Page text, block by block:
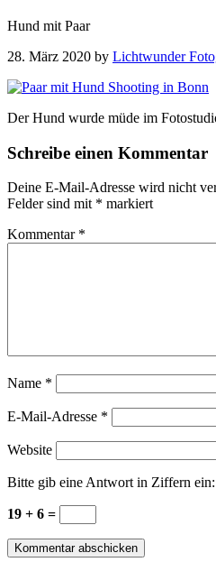
Hund mit Paar
28. März 2020 by Lichtwunder
Der Hund wurde müde im
Leser-
Schreibe einen Kommentar
Deine E-Mail-Adresse wird nicht
Felder sind mit * markiert
Kommentar *
Name *
E-Mail-Adresse *
Website
Bitte gib eine Antwort in Ziffern ein:
19 + 6 =